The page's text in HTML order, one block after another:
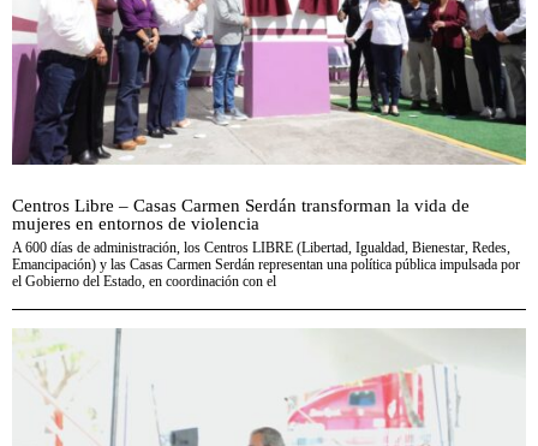
Centros Libre – Casas Carmen Serdán transforman la vida de
mujeres en entornos de violencia
A 600 días de administración, los Centros LIBRE (Libertad, Igualdad, Bienestar, Redes,
Emancipación) y las Casas Carmen Serdán representan una política pública impulsada por
el Gobierno del Estado, en coordinación con el